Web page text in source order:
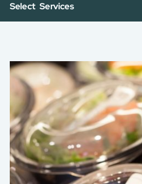
服務申請
工廠服務預約
Select Services